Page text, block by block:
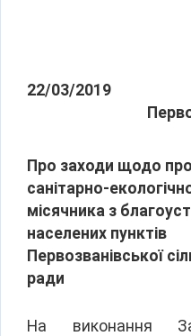
22/03/2019
Про заходи щодо
санітарно-
місячника з
населених пунктів
Первозванівської
ради
На виконання